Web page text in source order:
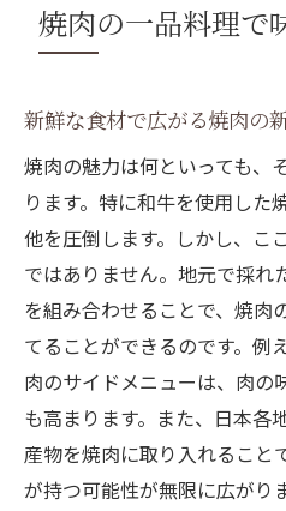
焼肉の一品料理で
和牛の選び方と焼肉
焼肉の火加減が決
和牛焼肉に合うソ
焼肉と和牛の相性
和牛焼肉を引き立
和牛の旨味を引き
日常を特別に変える焼
家庭でも楽しめる
特別な日のための
焼肉一品料理で演
焼肉の一品料理で
新鮮な食材で広がる焼肉の
焼肉の魅力は何といっても、
ります。特に和牛を使用した
他を圧倒します。しかし、こ
ではありません。地元で採れ
を組み合わせることで、焼肉
てることができるのです。例
肉のサイドメニューは、肉の
も高まります。また、日本各
産物を焼肉に取り入れること
が持つ可能性が無限に広がり